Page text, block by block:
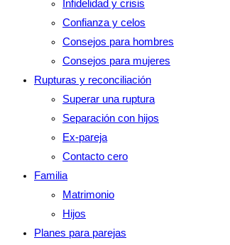
Infidelidad y crisis
Confianza y celos
Consejos para hombres
Consejos para mujeres
Rupturas y reconciliación
Superar una ruptura
Separación con hijos
Ex-pareja
Contacto cero
Familia
Matrimonio
Hijos
Planes para parejas